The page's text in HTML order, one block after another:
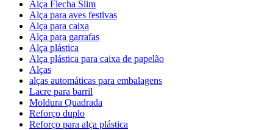
Alça Flecha Slim
Alça para aves festivas
Alça para caixa
Alça para garrafas
Alça plástica
Alça plástica para caixa de papelão
Alças
alças automáticas para embalagens
Lacre para barril
Moldura Quadrada
Reforço duplo
Reforço para alça plástica